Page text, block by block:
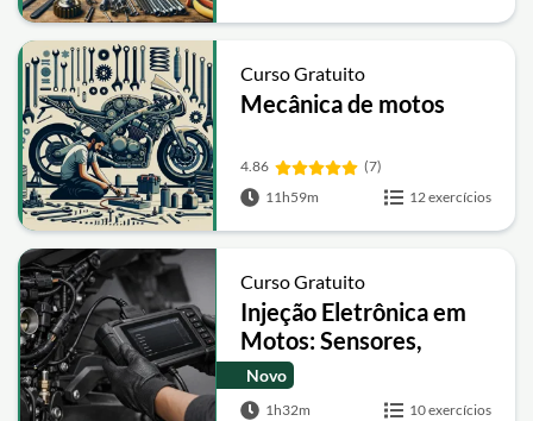
Curso Gratuito
Mecânica de motos
4.86
(7)
11h59m
12 exercícios
Curso Gratuito
Injeção Eletrônica em
Motos: Sensores,
Atuadores e
Diagnóstico
Novo
1h32m 10 exercícios